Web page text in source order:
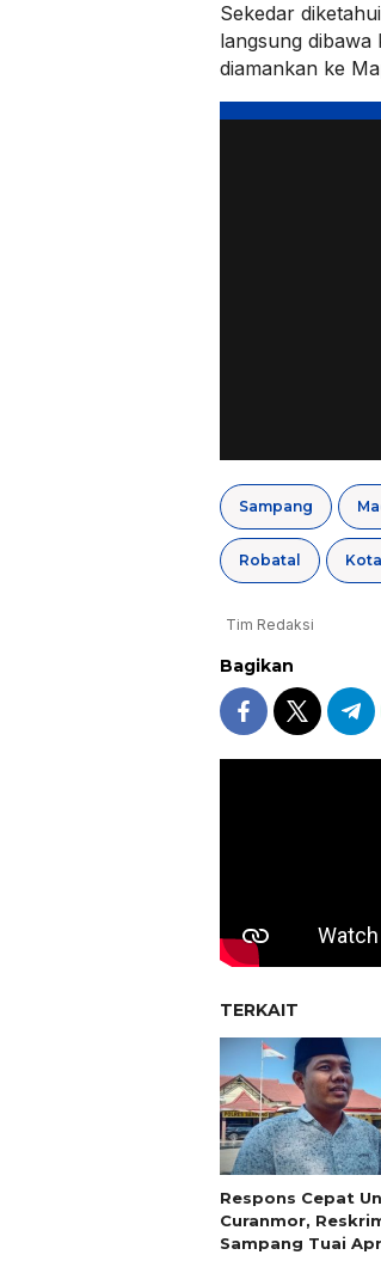
Sekedar
langsung
diamankan ke
Sampang
Robatal
Tim Redaksi
Bagikan
TERKAIT
Respons Cepat
Curanmor,
Sampang Tuai